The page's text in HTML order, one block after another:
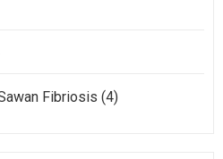
Fibriosis (4)